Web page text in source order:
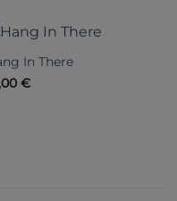
In There
€